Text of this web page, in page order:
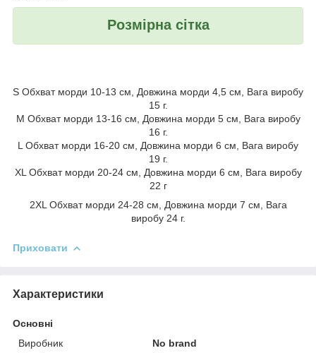
Розмірна сітка
S Обхват морди 10-13 см, Довжина морди 4,5 см, Вага виробу
15 г.
M Обхват морди 13-16 см, Довжина морди 5 см, Вага виробу
16 г.
L Обхват морди 16-20 см, Довжина морди 6 см, Вага виробу
19 г.
XL Обхват морди 20-24 см, Довжина морди 6 см, Вага виробу
22 г
2XL Обхват морди 24-28 см, Довжина морди 7 см, Вага
виробу 24 г.
Приховати
Характеристики
Основні
Виробник
No brand